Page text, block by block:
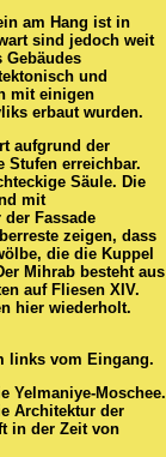
am Hang ist in
sind jedoch weit
und
mit einigen
erbaut wurden.
aufgrund der
Stufen erreichbar.
Säule. Die
mit
Fassade
zeigen, dass
die die Kuppel
Mihrab besteht aus
auf Fliesen XIV.
hier wiederholt.
links vom Eingang.
Yelmaniye-Moschee.
Architektur der
in der Zeit von